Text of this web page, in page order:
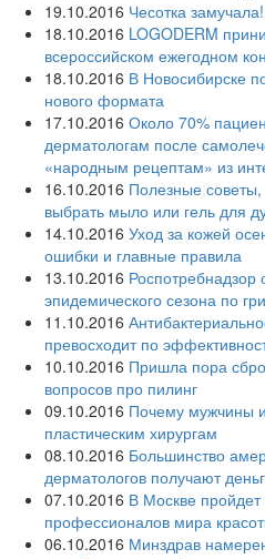
19.10.2016 Чесотка замучала!
18.10.2016 LOGODERM
всероссийском ежегодном
18.10.2016 В Новосибирске
нового формата
17.10.2016 Около 70%
дерматологам после
«народным рецептам» из
16.10.2016 Полезные советы,
выбрать мыло или гель для
14.10.2016 Уход за кожей
ошибки и главные правила
13.10.2016
эпидемического сезона по
11.10.2016
превосходит по
10.10.2016 Пришла пора
вопросов про пилинг
09.10.2016 Почему мужчины
пластическим хирургам
08.10.2016 Большинство
дерматологов получают
07.10.2016 В Москве пройдет
профессионалов мира
06.10.2016 Минздрав